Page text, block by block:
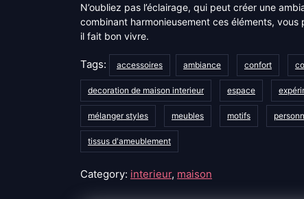
N’oubliez pas l’éclairage, qui peut créer une
combinant harmonieusement ces éléments,
il fait bon vivre.
Tags: accessoires ambiance confort
decoration de maison interieur espace
mélanger styles meubles motifs
tissus d'ameublement
Category: interieur, maison